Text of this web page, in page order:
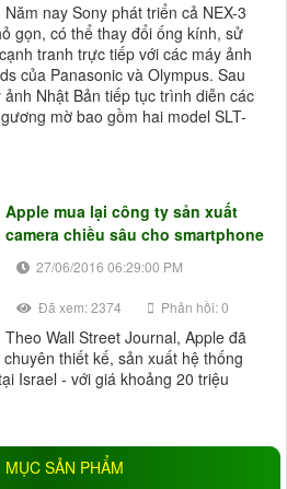
Năm nay Sony phát triển cả NEX-3
gọn, có thể thay đổi ống kính, sử
tranh trực tiếp với các máy ảnh
của Panasonic và Olympus. Sau
Nhật Bản tiếp tục trình diễn các
mờ bao gồm hai model SLT-
Apple mua lại công ty sản xuất
camera chiều sâu cho smartphone
27/06/2016 06:29:00 PM
Đã xem: 2374 Phản hồi: 0
Theo Wall Street Journal, Apple đã
thiết kế, sản xuất hệ thống
Israel - với giá khoảng 20 triệu
MỤC SẢN PHẨM